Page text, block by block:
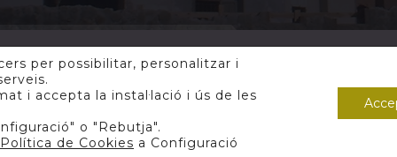
Contracta.
per possibilitar, personalitzar i
i accepta la instal·lació i ús de les
o "Rebutja".
Política de Cookies a Configuració